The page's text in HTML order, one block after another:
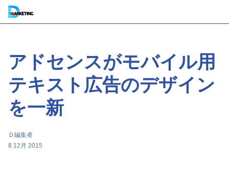
アドセンスがモバイル用
テキスト広告のデザイン
を一新
Ｄ編集者
8 12月 2015